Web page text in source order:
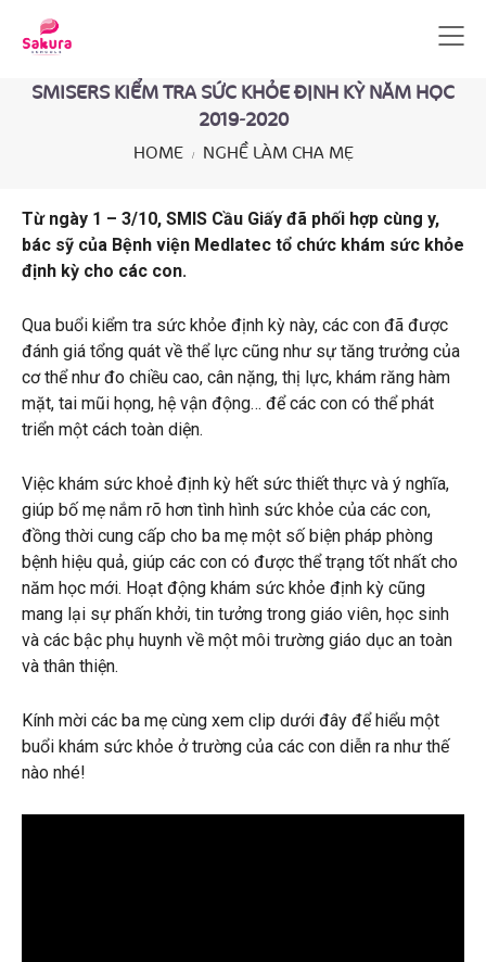
SMISERS KIỂM TRA SỨC KHỎE ĐỊNH KỲ NĂM HỌC
2019-2020
HOME NGHỀ LÀM CHA MẸ
Từ ngày 1 – 3/10, SMIS Cầu Giấy đã phối hợp cùng y,
bác sỹ của Bệnh viện Medlatec tổ chức khám sức khỏe
định kỳ cho các con.
Qua buổi kiểm tra sức khỏe định kỳ này, các con đã được
đánh giá tổng quát về thể lực cũng như sự tăng trưởng của
cơ thể như đo chiều cao, cân nặng, thị lực, khám răng hàm
mặt, tai mũi họng, hệ vận động… để các con có thể phát
triển một cách toàn diện.
Việc khám sức khoẻ định kỳ hết sức thiết thực và ý nghĩa,
giúp bố mẹ nắm rõ hơn tình hình sức khỏe của các con,
đồng thời cung cấp cho ba mẹ một số biện pháp phòng
bệnh hiệu quả, giúp các con có được thể trạng tốt nhất cho
năm học mới. Hoạt động khám sức khỏe định kỳ cũng
mang lại sự phấn khởi, tin tưởng trong giáo viên, học sinh
và các bậc phụ huynh về một môi trường giáo dục an toàn
và thân thiện.
Kính mời các ba mẹ cùng xem clip dưới đây để hiểu một
buổi khám sức khỏe ở trường của các con diễn ra như thế
nào nhé!